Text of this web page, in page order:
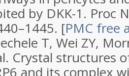
by DKK-1. Proc
[PMC free
T, Wei ZY,
Crystal structures
and its complex